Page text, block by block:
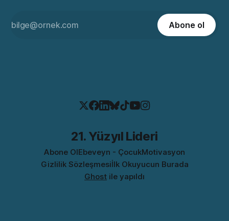
Abone ol
21. Yüzyıl Lideri
Abone OlEbeveyn - ÇocukMotivasyon
Gizlilik Sözleşmesiİlk Okuyucun Burada
Ghost ile yapıldı